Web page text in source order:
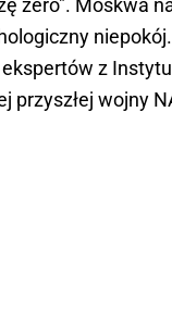
zero". Moskwa
z
wojny